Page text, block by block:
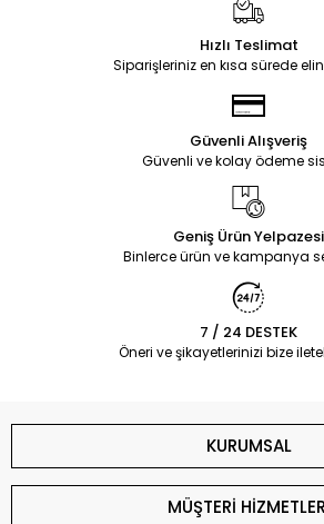
Hızlı Teslimat
Siparişleriniz en kısa sürede
Güvenli Alışveriş
Güvenli ve kolay ödeme
Geniş Ürün Yelpazesi
Binlerce ürün ve kampanya
7 / 24 DESTEK
Öneri ve şikayetlerinizi bize
KURUMSAL
MÜŞTERİ